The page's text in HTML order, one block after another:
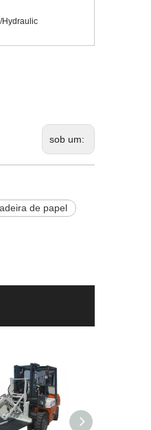
Hydraulic
sob um:
de papel